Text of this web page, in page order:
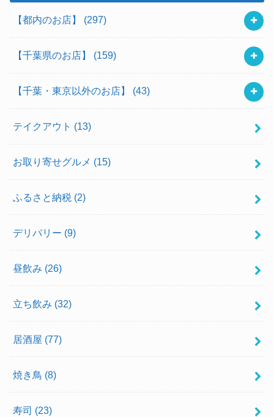
【都内のお店】 (297)
【千葉県のお店】 (159)
【千葉・東京以外のお店】 (43)
テイクアウト (13)
お取り寄せグルメ (15)
ふるさと納税 (2)
デリバリー (9)
昼飲み (26)
立ち飲み (32)
居酒屋 (77)
焼き鳥 (8)
寿司 (23)